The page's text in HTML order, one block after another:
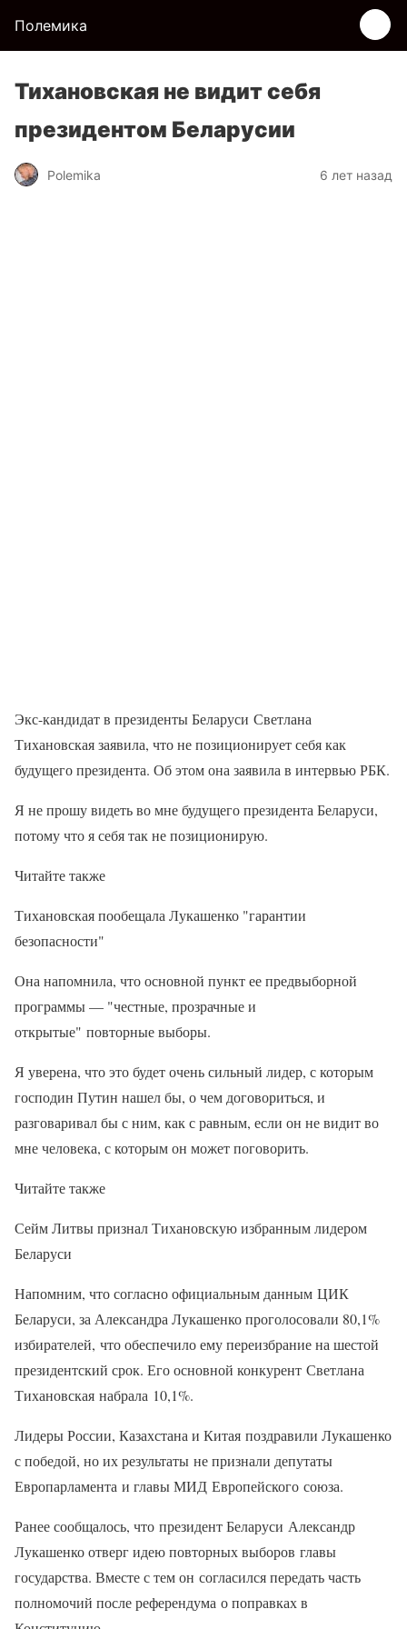
Полемика
Тихановская не видит себя
президентом Беларусии
Polemika 6 лет назад
Экс-кандидат в президенты Беларуси Светлана
Тихановская заявила, что не позиционирует себя как
будущего президента. Об этом она заявила в интервью РБК.
Я не прошу видеть во мне будущего президента Беларуси,
потому что я себя так не позиционирую.
Читайте также
Тихановская пообещала Лукашенко "гарантии
безопасности"
Она напомнила, что основной пункт ее предвыборной
программы — "честные, прозрачные и
открытые" повторные выборы.
Я уверена, что это будет очень сильный лидер, с которым
господин Путин нашел бы, о чем договориться, и
разговаривал бы с ним, как с равным, если он не видит во
мне человека, с которым он может поговорить.
Читайте также
Сейм Литвы признал Тихановскую избранным лидером
Беларуси
Напомним, что согласно официальным данным ЦИК
Беларуси, за Александра Лукашенко проголосовали 80,1%
избирателей, что обеспечило ему переизбрание на шестой
президентский срок. Его основной конкурент Светлана
Тихановская набрала 10,1%.
Лидеры России, Казахстана и Китая поздравили Лукашенко
с победой, но их результаты не признали депутаты
Европарламента и главы МИД Европейского союза.
Ранее сообщалось, что президент Беларуси Александр
Лукашенко отверг идею повторных выборов главы
государства. Вместе с тем он согласился передать часть
полномочий после референдума о поправках в